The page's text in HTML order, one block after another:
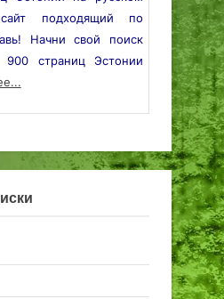
подходящий по
Начни свой поиск
страниц Эстонии